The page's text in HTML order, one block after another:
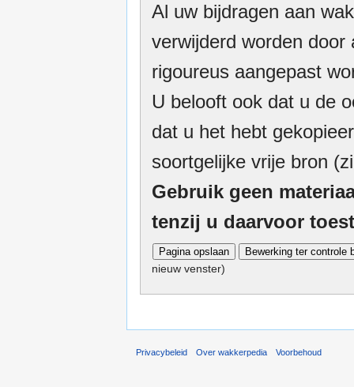
Al uw bijdragen aan
verwijderd worden
rigoureus aangepast
U belooft ook dat u de
dat u het hebt
soortgelijke vrije bron
Gebruik geen
tenzij u daarvoor
nieuw venster)
Privacybeleid Over wakkerpedia Voorbehoud